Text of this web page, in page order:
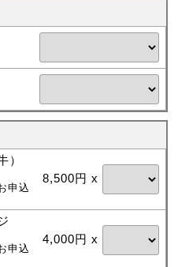
）
申込
8,500円 x
申込
4,000円 x